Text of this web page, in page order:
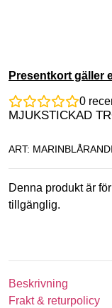
Presentkort gäller
0
MJUKSTICKAD
ART:
Denna produkt är
tillgänglig.
Beskrivning
Frakt & returpolicy